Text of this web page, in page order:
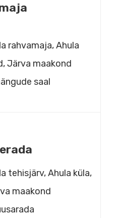
rahvamaja, Ahula
Järva maakond
saal
tehisjärv, Ahula küla,
maakond